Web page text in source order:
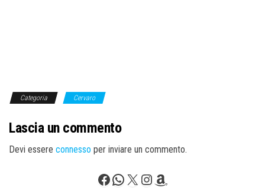
Categoria Cervaro
Lascia un commento
Devi essere connesso per inviare un commento.
Facebook
WhatsApp
X Instagram
Amazon